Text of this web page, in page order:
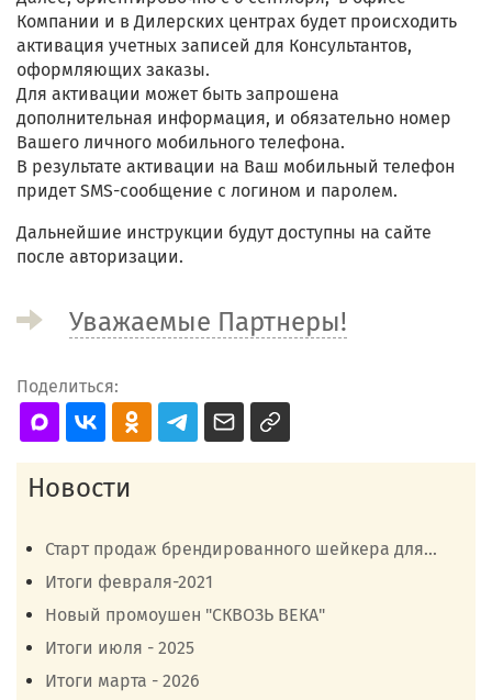
Компании и в Дилерских центрах будет происходить
активация учетных записей для Консультантов,
оформляющих заказы.
Для активации может быть запрошена
дополнительная информация, и обязательно номер
Вашего личного мобильного телефона.
В результате активации на Ваш мобильный телефон
придет SMS-сообщение с логином и паролем.
Дальнейшие инструкции будут доступны на сайте
после авторизации.
Уважаемые Партнеры!
Поделиться:
Новости
Старт продаж брендированного шейкера для...
Итоги февраля-2021
Новый промоушен "СКВОЗЬ ВЕКА"
Итоги июля - 2025
Итоги марта - 2026